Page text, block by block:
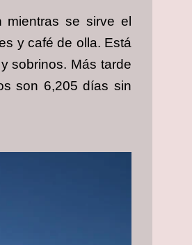
se sirve el
y café de olla. Está
sobrinos. Más tarde
son 6,205 días sin